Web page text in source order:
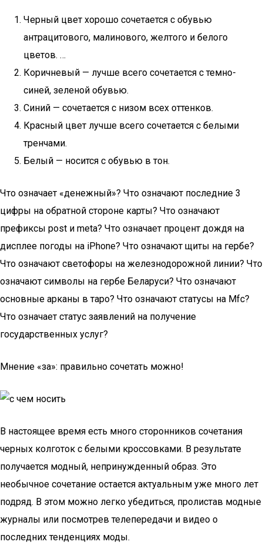
Черный цвет хорошо сочетается с обувью
антрацитового, малинового, желтого и белого
цветов. …
Коричневый — лучше всего сочетается с темно-
синей, зеленой обувью.
Синий — сочетается с низом всех оттенков.
Красный цвет лучше всего сочетается с белыми
тренчами.
Белый — носится с обувью в тон.
Что означает «денежный»? Что означают последние 3
цифры на обратной стороне карты? Что означают
префиксы post и meta? Что означает процент дождя на
дисплее погоды на iPhone? Что означают щиты на гербе?
Что означают светофоры на железнодорожной линии? Что
означают символы на гербе Беларуси? Что означают
основные арканы в таро? Что означают статусы на Mfc?
Что означает статус заявлений на получение
государственных услуг?
Мнение «за»: правильно сочетать можно!
В настоящее время есть много сторонников сочетания
черных колготок с белыми кроссовками. В результате
получается модный, непринужденный образ. Это
необычное сочетание остается актуальным уже много лет
подряд. В этом можно легко убедиться, пролистав модные
журналы или посмотрев телепередачи и видео о
последних тенденциях моды.